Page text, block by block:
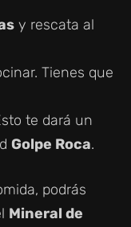
y rescata al
Tienes que
te dará un
Golpe Roca.
podrás
Mineral de